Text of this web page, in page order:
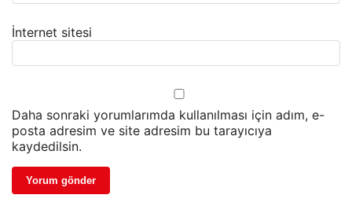
İnternet sitesi
Daha sonraki yorumlarımda kullanılması için adım, e-
posta adresim ve site adresim bu tarayıcıya
kaydedilsin.